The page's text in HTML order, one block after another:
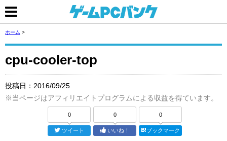
ホーム >
cpu-cooler-top
投稿日： 2016/09/25
※当ページはアフィリエイトプログラムによる収益を得ています。
0
ツイート
0
いいね！
0
ブックマーク